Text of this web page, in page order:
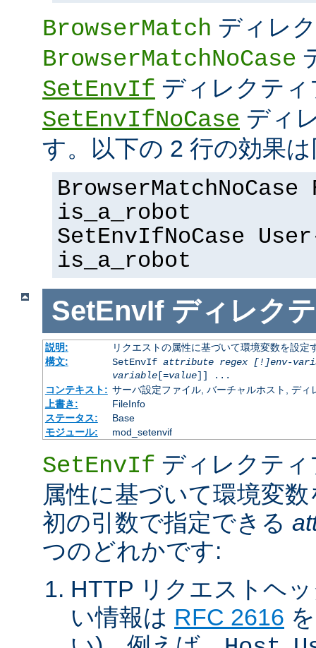
BrowserMatch ディレ
BrowserMatchNoCase
SetEnvIf ディレクティ
SetEnvIfNoCase ディ
す。以下の 2 行の効果
BrowserMatchNoCase
is_a_robot
SetEnvIfNoCase
is_a_robot
SetEnvIf ディレク
説明:
リクエストの属性に基づいて環境変数を設定
構文:
SetEnvIf attribute regex [!]env-
variable[=value]] ...
コンテキスト: サーバ設定ファイル, バーチャルホスト, ディ
上書き:
FileInfo
ステータス:
Base
モジュール:
mod_setenvif
SetEnvIf ディレクテ
属性に基づいて環境変
初の引数で指定できる
つのどれかです:
HTTP リクエストヘ
い情報は RFC 2616